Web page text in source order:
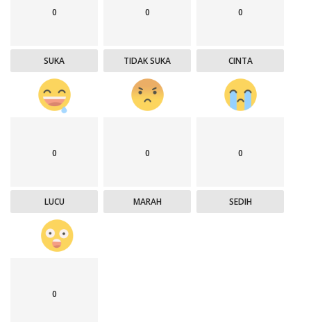
0
SUKA
0
TIDAK SUKA
0
CINTA
0
LUCU
0
MARAH
0
SEDIH
0